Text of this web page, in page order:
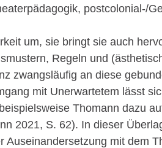
postcolonial-/
um, sie bringt sie auch
Regeln und
zwangsläufig an diese
mit Unerwartetem lässt
Thomann dazu
2021, S. 62). In dieser
mit dem